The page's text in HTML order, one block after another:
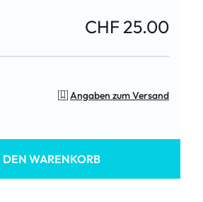
CHF 25.00
Angaben zum Versand
DEN WARENKORB